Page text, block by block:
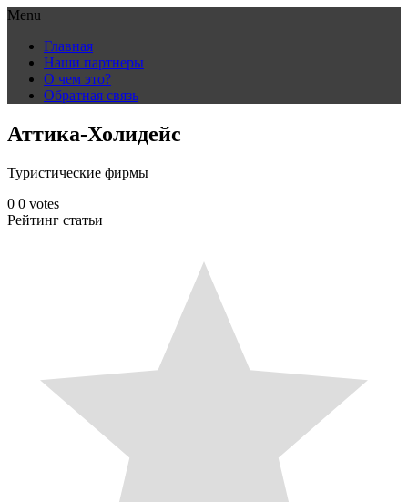
Menu
content
Главная
Наши партнеры
О чем это?
Обратная связь
Аттика-Холидейс
Туристические фирмы
0 0 votes
Рейтинг статьи